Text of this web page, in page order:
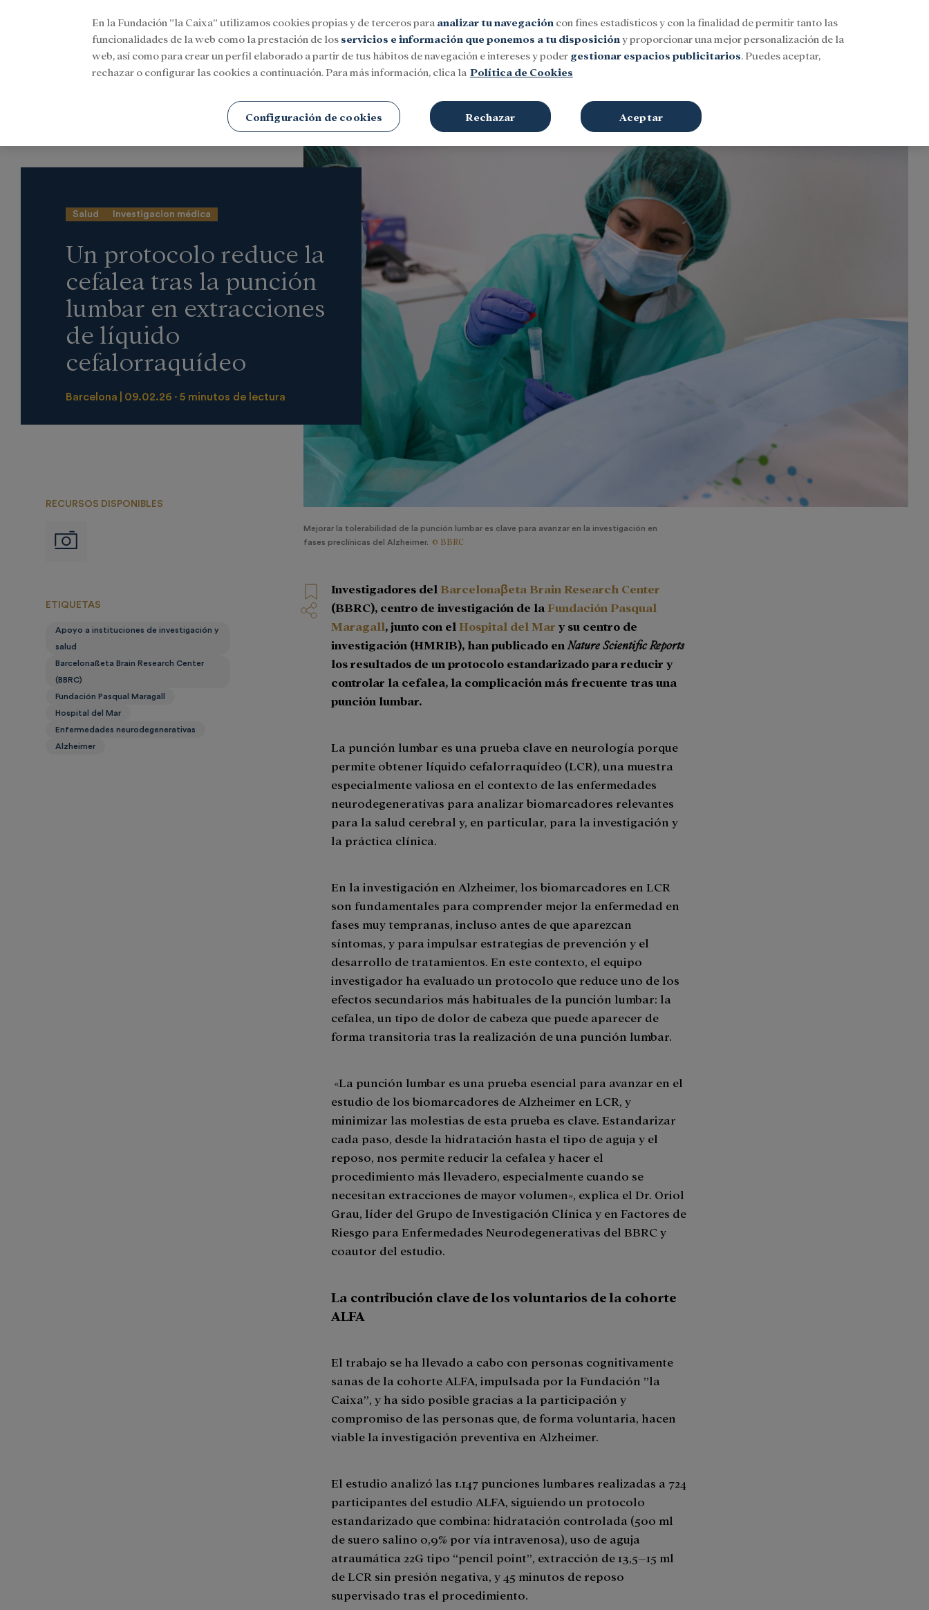
Iniciar sesión Buscar
SocialInvestigación y becasCultura
Investigación y becas
Mejorar la tolerabilidad de la punción lumbar es clave para avanzar en la investigación en
fases preclínicas del Alzheimer. © BBRC
Salud Investigacion médica
Un protocolo reduce la
cefalea tras la punción
lumbar en extracciones
de líquido
cefalorraquídeo
Barcelona 09.02.26 5 minutos de lectura
RECURSOS DISPONIBLES
Imágenes
Investigadores delBarcelonaβeta Brain Research Center
(BBRC), centro de investigación de laFundación Pasqual
Maragall, junto con elHospital del Mar y su centro de
investigación (HMRIB), han publicado enNature Scientific Reports
los resultados de un protocolo estandarizado para reducir y
controlar la cefalea, la complicación más frecuente tras una
punción lumbar.
La punción lumbar es una prueba clave en neurología porque
permite obtener líquido cefalorraquídeo (LCR), una muestra
especialmente valiosa en el contexto de las enfermedades
neurodegenerativas para analizar biomarcadores relevantes
para la salud cerebral y, en particular, para la investigación y
la práctica clínica.
En la investigación en Alzheimer, los biomarcadores en LCR
son fundamentales para comprender mejor la enfermedad en
fases muy tempranas, incluso antes de que aparezcan
síntomas, y para impulsar estrategias de prevención y el
desarrollo de tratamientos. En este contexto, el equipo
investigador ha evaluado un protocolo que reduce uno de los
efectos secundarios más habituales de la punción lumbar: la
cefalea, un tipo de dolor de cabeza que puede aparecer de
forma transitoria tras la realización de una punción lumbar.
«La punción lumbar es una prueba esencial para avanzar en el
estudio de los biomarcadores de Alzheimer en LCR, y
minimizar las molestias de esta prueba es clave. Estandarizar
cada paso, desde la hidratación hasta el tipo de aguja y el
reposo, nos permite reducir la cefalea y hacer el
procedimiento más llevadero, especialmente cuando se
necesitan extracciones de mayor volumen», explica el Dr. Oriol
Grau, líder del Grupo de Investigación Clínica y en Factores de
Riesgo para Enfermedades Neurodegenerativas del BBRC y
coautor del estudio.
La contribución clave de los voluntarios de la cohorte
ALFA
El trabajo se ha llevado a cabo con personas cognitivamente
sanas de la cohorte ALFA, impulsada por la Fundación ”la
Caixa”, y ha sido posible gracias a la participación y
compromiso de las personas que, de forma voluntaria, hacen
viable la investigación preventiva en Alzheimer.
El estudio analizó las 1.147 punciones lumbares realizadas a 724
participantes del estudio ALFA, siguiendo un protocolo
estandarizado que combina: hidratación controlada (500 ml
de suero salino 0,9% por vía intravenosa), uso de aguja
atraumática 22G tipo “pencil point”, extracción de 13,5–15 ml
de LCR sin presión negativa, y 45 minutos de reposo
supervisado tras el procedimiento.
ETIQUETAS
Apoyo a instituciones de investigación y
salud
Barcelonaßeta Brain Research Center
(BBRC)
Fundación Pasqual Maragall
Hospital del Mar
Enfermedades neurodegenerativas
Alzheimer
En la Fundación ”la Caixa” utilizamos cookies propias y de terceros para analizar tu navegación con fines estadísticos y con la finalidad de permitir tanto las
funcionalidades de la web como la prestación de los servicios e información que ponemos a tu disposición y proporcionar una mejor personalización de la
web, así como para crear un perfil elaborado a partir de tus hábitos de navegación e intereses y poder gestionar espacios publicitarios. Puedes aceptar,
rechazar o configurar las cookies a continuación. Para más información, clica la Política de Cookies
Configuración de cookies Rechazar Aceptar